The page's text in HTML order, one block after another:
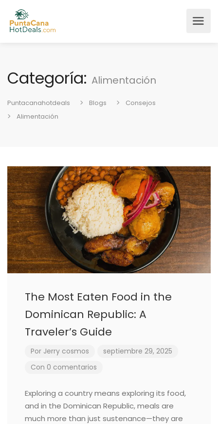
Categoría: Alimentación
Puntacanahotdeals Blogs
Consejos
Alimentación
The Most Eaten Food in the
Dominican Republic: A
Traveler’s Guide
Por Jerry cosmos
septiembre 29, 2025
Con 0 comentarios
Exploring a country means exploring its food,
and in the Dominican Republic, meals are
much more than just sustenance—they are